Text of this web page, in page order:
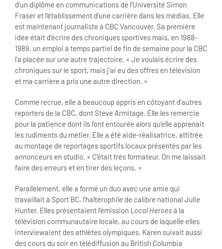
d’un diplôme en communications de l’Université Simon
Fraser et l’établissement d’une carrière dans les médias. Elle
est maintenant journaliste à CBC Vancouver. Sa première
idée était d’écrire des chroniques sportives mais, en 1988-
1989, un emploi à temps partiel de fin de semaine pour la CBC
l’a placée sur une autre trajectoire. « Je voulais écrire des
chroniques sur le sport, mais j’ai eu des offres en télévision
et ma carrière a pris une autre direction. »
Comme recrue, elle a beaucoup appris en côtoyant d’autres
reporters de la CBC, dont Steve Armitage. Elle les remercie
pour la patience dont ils l’ont entourée alors qu’elle apprenait
les rudiments du métier. Elle a été aide-réalisatrice, attitrée
au montage de reportages sportifs locaux présentés par les
annonceurs en studio. « C’était très formateur. On me laissait
faire des erreurs et en tirer des leçons. »
Parallèlement, elle a formé un duo avec une amie qui
travaillait à Sport BC, l’haltérophile de calibre national Julie
Hunter. Elles présentaient l’émission Local Heroesà la
télévision communautaire locale, au cours de laquelle elles
interviewaient des athlètes olympiques. Karen suivait aussi
des cours du soir en télédiffusion au British Columbia